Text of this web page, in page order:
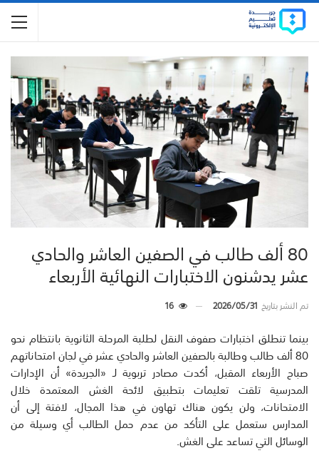
80 ألف طالب في الصفين العاشر والحادي
عشر يدشنون الاختبارات النهائية الأربعاء
تم النشر بتاريخ 2026/05/31
16
بينما تنطلق اختبارات صفوف النقل لطلبة المرحلة الثانوية بانتظام نحو
80 ألف طالب وطالبة بالصفين العاشر والحادي عشر في لجان امتحاناتهم
صباح الأربعاء المقبل، أكدت مصادر تربوية لـ «الجريدة» أن الإدارات
المدرسية تلقت تعليمات بتطبيق لائحة الغش المعتمدة خلال
الامتحانات، ولن يكون هناك تهاون في هذا المجال، لافتة إلى أن
المدارس ستعمل على التأكد من عدم حمل الطالب أي وسيلة من
الوسائل التي تساعد على الغش.